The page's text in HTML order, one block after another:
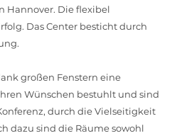
Hannover. Die flexibel
Das Center besticht durch
großen Fenstern eine
Wünschen bestuhlt und sind
durch die Vielseitigkeit
dazu sind die Räume sowohl